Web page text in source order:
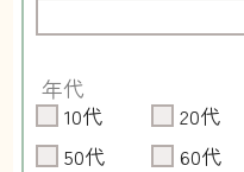
年代
10代 20代
50代
60代